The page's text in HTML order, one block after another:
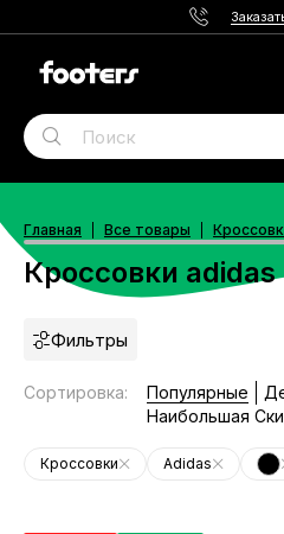
Главная Все товары
Кроссовки
Фильтры
Сортировка: Популярные
Наибольшая
Кроссовки Adidas